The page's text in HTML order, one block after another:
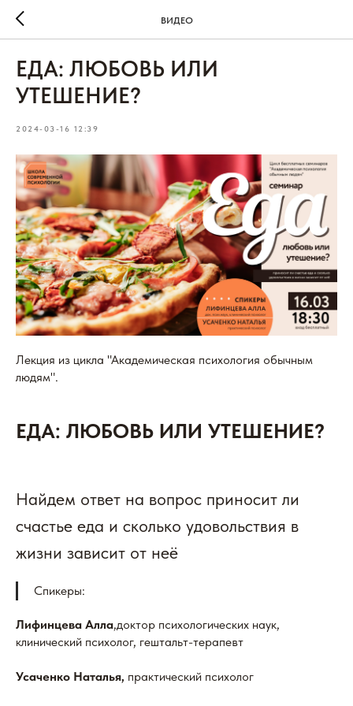
ВИДЕО
ЕДА: ЛЮБОВЬ ИЛИ
УТЕШЕНИЕ?
2024-03-16 12:39
Лекция из цикла "Академическая психология обычным
людям".
ЕДА: ЛЮБОВЬ ИЛИ УТЕШЕНИЕ?
Найдем ответ на вопрос приносит ли
счастье еда и сколько удовольствия в
жизни зависит от неё
Спикеры:
Лифинцева Алла,доктор психологических наук,
клинический психолог, гештальт-терапевт
Усаченко Наталья, практический психолог